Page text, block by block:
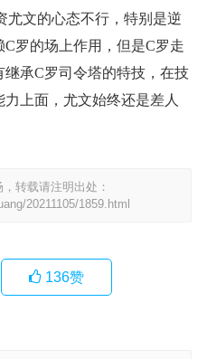
文的心态不行，特别是逆
罗的场上作用，但是C罗走
承C罗司令塔的特技，在技
上面，尤文始终还是差人
转载请注明出处：
20211105/1859.html
136赞